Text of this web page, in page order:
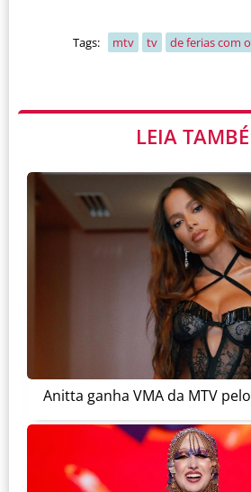
Tags: mtv tv de ferias com
LEIA
Anitta ganha VMA da MTV